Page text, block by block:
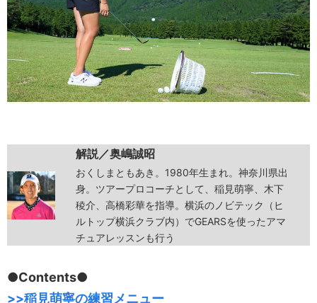
解説／奥嶋誠昭
おくしまともあき。1980年生まれ。神奈川県出
身。ツアープロコーチとして、稲見萌寧、木下
稜介、高橋彩華を指導。横浜のノビテック（ヒ
ルトップ横浜クラブ内）でGEARSを使ったアマ
チュアレッスンも行う
●Contents●
>>稲見萌寧の練習メニュー